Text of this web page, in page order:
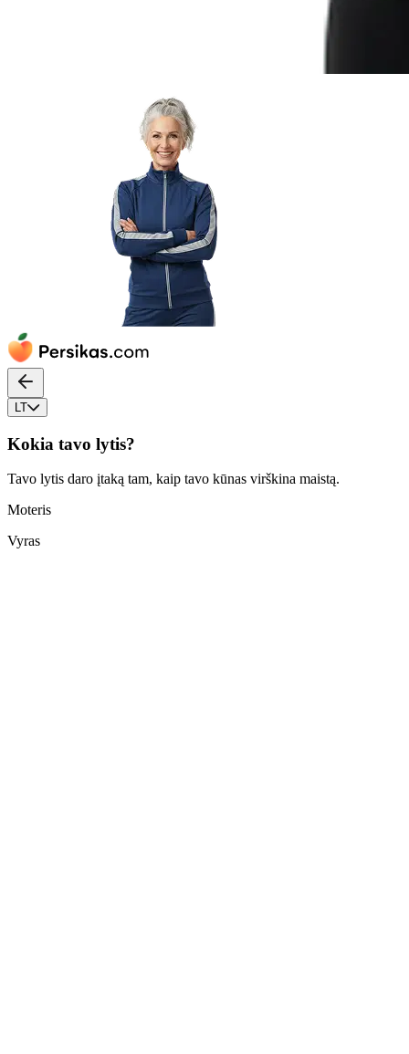
LT
Kokia tavo lytis?
Tavo lytis daro įtaką tam, kaip tavo kūnas virškina maistą.
Moteris
Vyras